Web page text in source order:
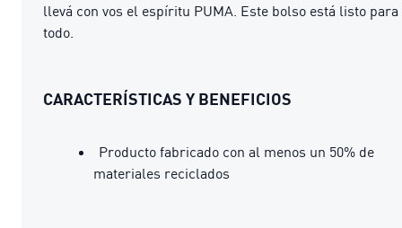
llevá con vos el espíritu PUMA. Este bolso está listo para
todo.
CARACTERÍSTICAS Y BENEFICIOS
Producto fabricado con al menos un 50% de
materiales reciclados